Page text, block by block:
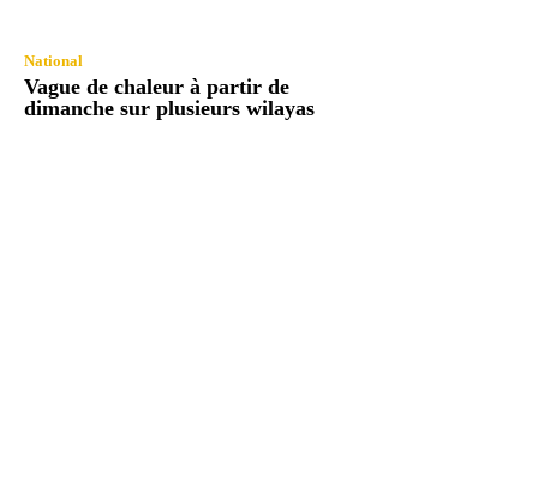
National
Vague de chaleur à partir de
dimanche sur plusieurs wilayas